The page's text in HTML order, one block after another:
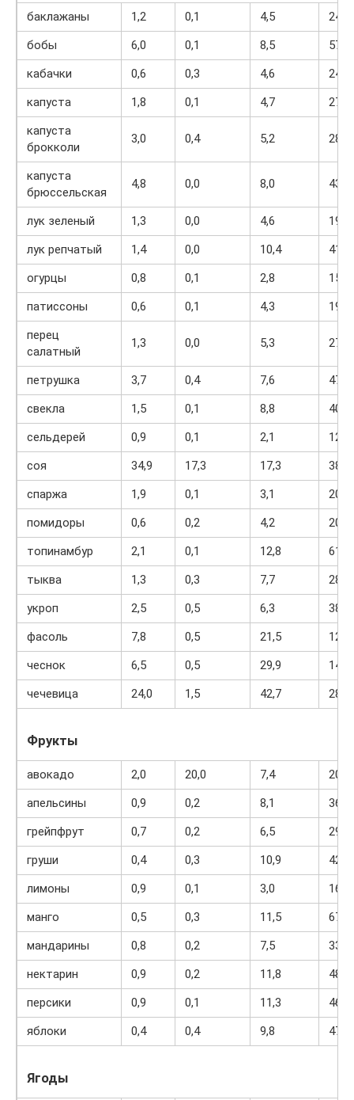
баклажаны 1,2 0,1 4,5
24
бобы
6,0 0,1 8,5
57
кабачки
0,6 0,3 4,6
24
капуста
1,8 0,1 4,7
27
капуста
брокколи
3,0 0,4 5,2 28
капуста
брюссельская
4,8 0,0 8,0 43
лук зеленый 1,3 0,0 4,6
19
лук репчатый
1,4 0,0 10,4
41
огурцы
0,8 0,1 2,8
15
патиссоны
0,6 0,1 4,3
19
перец
салатный
1,3 0,0 5,3 27
петрушка 3,7 0,4 7,6
47
свекла
1,5 0,1 8,8
40
сельдерей
0,9 0,1 2,1
12
соя
34,9 17,3 17,3
381
спаржа
1,9 0,1 3,1
20
помидоры
0,6 0,2 4,2
20
топинамбур
2,1 0,1 12,8
61
тыква
1,3 0,3 7,7
28
укроп
2,5 0,5 6,3
38
фасоль
7,8 0,5 21,5
123
чеснок
6,5 0,5 29,9
143
чечевица
24,0 1,5 42,7 284
Фрукты
авокадо 2,0 20,0 7,4
208
апельсины
0,9 0,2 8,1
36
грейпфрут
0,7 0,2 6,5
29
груши
0,4 0,3 10,9
42
лимоны
0,9 0,1 3,0
16
манго
0,5 0,3 11,5
67
мандарины
0,8 0,2 7,5
33
нектарин
0,9 0,2 11,8
48
персики
0,9 0,1 11,3
46
яблоки
0,4 0,4 9,8 47
Ягоды